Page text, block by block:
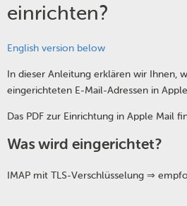
einrichten?
English version below
In dieser Anleitung erklären wir Ihnen,
eingerichteten E-Mail-Adressen in
Das PDF zur Einrichtung in Apple Mail
Was wird eingerichtet?
IMAP mit TLS-Verschlüsselung ⇒